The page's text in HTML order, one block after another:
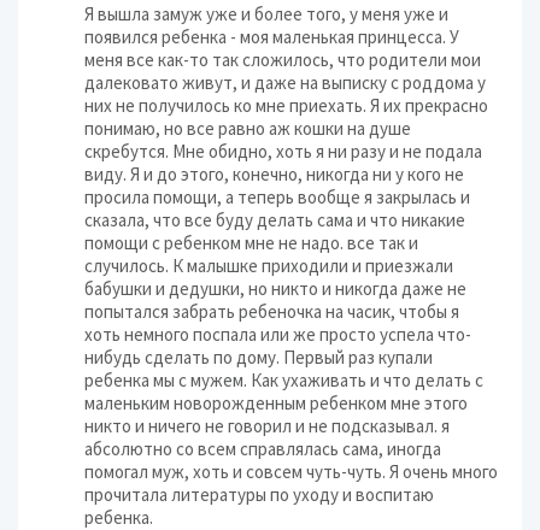
Я вышла замуж уже и более того, у меня уже и
появился ребенка - моя маленькая принцесса. У
меня все как-то так сложилось, что родители мои
далековато живут, и даже на выписку с роддома у
них не получилось ко мне приехать. Я их прекрасно
понимаю, но все равно аж кошки на душе
скребутся. Мне обидно, хоть я ни разу и не подала
виду. Я и до этого, конечно, никогда ни у кого не
просила помощи, а теперь вообще я закрылась и
сказала, что все буду делать сама и что никакие
помощи с ребенком мне не надо. все так и
случилось. К малышке приходили и приезжали
бабушки и дедушки, но никто и никогда даже не
попытался забрать ребеночка на часик, чтобы я
хоть немного поспала или же просто успела что-
нибудь сделать по дому. Первый раз купали
ребенка мы с мужем. Как ухаживать и что делать с
маленьким новорожденным ребенком мне этого
никто и ничего не говорил и не подсказывал. я
абсолютно со всем справлялась сама, иногда
помогал муж, хоть и совсем чуть-чуть. Я очень много
прочитала литературы по уходу и воспитаю
ребенка.